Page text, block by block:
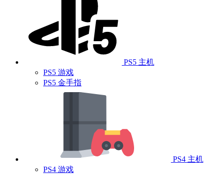
PS5 主机
PS5 游戏
PS5 金手指
PS4 主机
PS4 游戏